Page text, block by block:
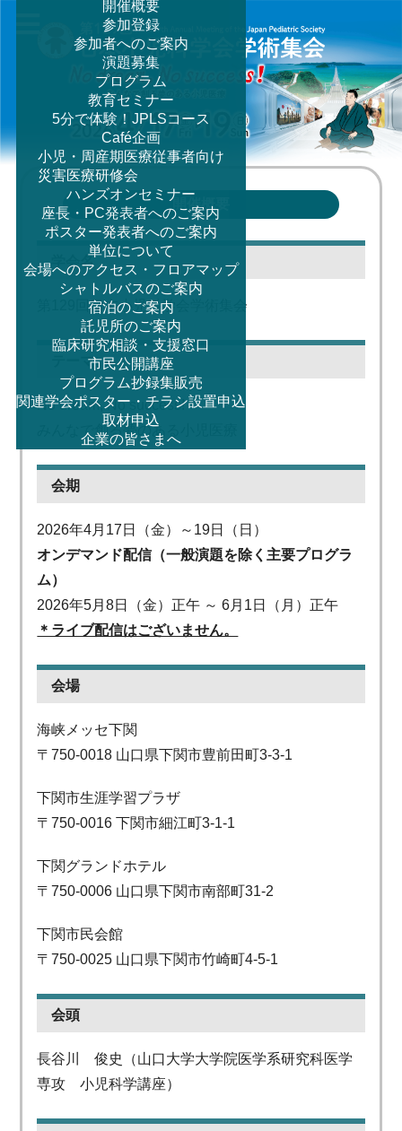
MENU
開催概要
参加登録
参加者へのご案内
演題募集
プログラム
教育セミナー
5分で体験！JPLSコース
Café企画
小児・周産期医療従事者向け
災害医療研修会
ハンズオンセミナー
座長・PC発表者へのご案内
ポスター発表者へのご案内
単位について
会場へのアクセス・フロアマップ
シャトルバスのご案内
宿泊のご案内
託児所のご案内
臨床研究相談・支援窓口
市民公開講座
プログラム抄録集販売
関連学会ポスター・チラシ設置申込
取材申込
企業の皆さまへ
開催概要
学会名
第129回日本小児科学会学術集会
テーマ
No dream, No success!
みんなで創る夢のある小児医療
会期
2026年4月17日（金）～19日（日）
オンデマンド配信（一般演題を除く主要プログラ
ム）
2026年5月8日（金）正午 ～ 6月1日（月）正午
＊ライブ配信はございません。
会場
海峡メッセ下関
〒750-0018 山口県下関市豊前田町3-3-1
下関市生涯学習プラザ
〒750-0016 下関市細江町3-1-1
下関グランドホテル
〒750-0006 山口県下関市南部町31-2
下関市民会館
〒750-0025 山口県下関市竹崎町4-5-1
会頭
長谷川 俊史（山口大学大学院医学系研究科医学
専攻 小児科学講座）